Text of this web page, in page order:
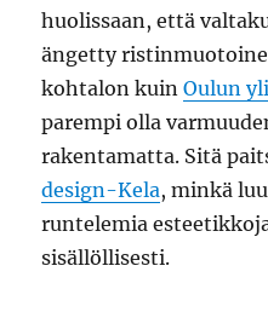
huolissaan, että
ängetty
kohtalon kuinOulun
parempi olla
rakentamatta. Sitä
design-Kela, minkä
runtelemia
sisällöllisesti.